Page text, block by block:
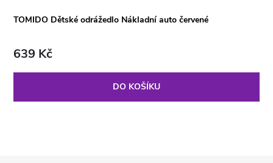
TOMIDO Dětské odrážedlo Nákladní auto červené
639 Kč
DO KOŠÍKU